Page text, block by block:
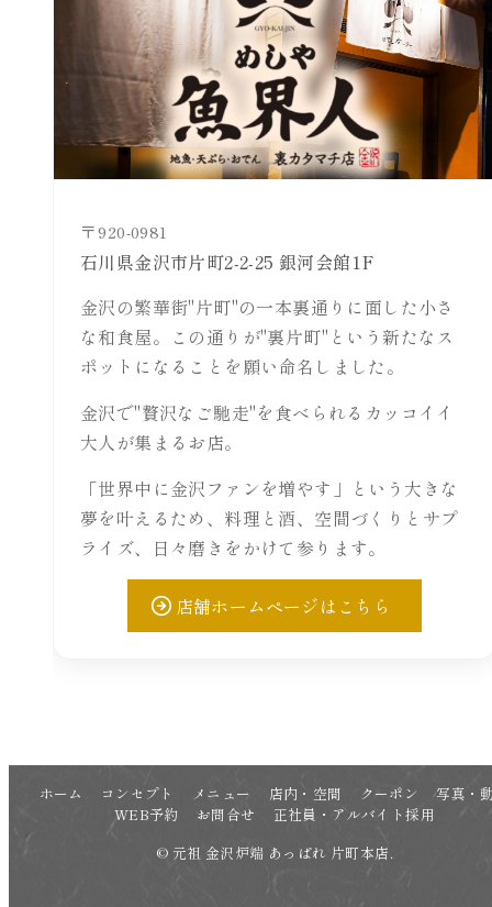
920-0981
石川県金沢市片町2-2-25 銀河会館1F
金沢の繁華街"片町"の一本裏通りに面した小さ
な和食屋。この通りが"裏片町"という新たなス
ポットになることを願い命名しました。
金沢で"贅沢なご馳走"を食べられるカッコイイ
大人が集まるお店。
「世界中に金沢ファンを増やす」という大きな
夢を叶えるため、料理と酒、空間づくりとサプ
ライズ、日々磨きをかけて参ります。
店舗ホームページはこちら
ホーム コンセプト メニュー 店内・空間 クーポン
写真・
WEB予約
お問合せ
正社員・アルバイト採用
© 元祖 金沢炉端 あっぱれ 片町本店.